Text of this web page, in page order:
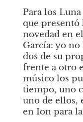
Para los
que presentó
novedad en
García: yo no
dos de su
frente a otro
músico los
tiempo, uno
uno de ellos,
en Ion para